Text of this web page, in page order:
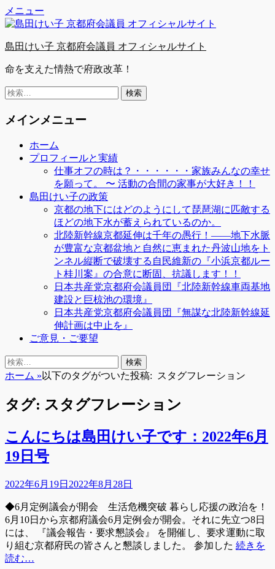
コ
ン
ン
へ
ス
キ
ッ
プ
Facebook
Twitter
YouTube
メニュー
島田けい子 京都府会議員 オフィシャルサイト
命を支えた情熱で府政改革！
検
メインメニュー
ホーム
プロフィールと実績
仕事オフの時は？・・・・・・家族みんなの幸せ
を願って。 〜 活動の合間の家事が大好き！！
島田けい子の政策
京都の地下にはどのようにして琵琶湖に匹敵する
ほどの地下水が蓄えられているのか。
北陸新幹線京都延伸は千年の愚行！――地下水脈
が豊富な京都盆地と自然に恵まれた丹波山地をト
ンネル縦断で破壊する自民維新の『小浜京都ルー
ト桂川案』の合意に断固、抗議します！！
日本共産党京都府会議員団『北陸新幹線車両基地
建設と巨椋池の環境』
日本共産党京都府会議員団『無謀な北陸新幹線延
伸計画は中止を』
ご意見・ご要望
検
索
検
索:
ホーム »以下のタグがついた投稿: スタグフレーション
タグ: スタグフレーション
こんにちは島田けい子です：2022年6月
19日号
投
日
2022年6月19日 2022年8月28日
◆6月定例議会が開会 生活危機突破 暮らし応援の政治を！
6月10日から京都府議会6月定例会が開会。それに先立つ8日
には、 『議会報告・要求懇談会』 を開催し、要求運動に取
り組む京都府民の皆さんと懇談しました。 参加した 続きを
読む…